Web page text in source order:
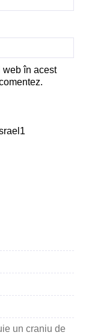
web în acest
un craniu de